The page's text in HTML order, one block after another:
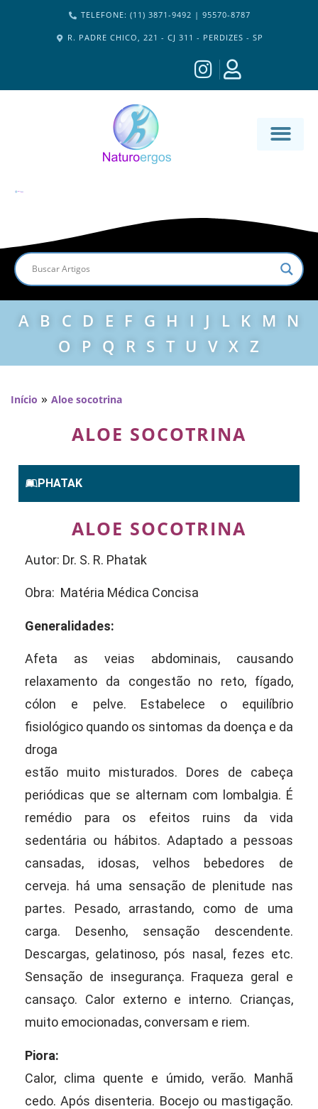
TELEFONE: (11) 3871-9492 | 95570-8787
R. PADRE CHICO, 221 - CJ 311 - PERDIZES - SP
A B C D E F G H I J L K M N
O
P Q R S T U V X Z
Início » Aloe socotrina
ALOE SOCOTRINA
PHATAK
ALOE SOCOTRINA
Autor: Dr. S. R. Phatak
Obra: Matéria Médica Concisa
Generalidades:
Afeta as veias abdominais, causando
relaxamento da congestão no reto, fígado,
cólon e pelve. Estabelece o equilíbrio
fisiológico quando os sintomas da doença e da
droga
estão muito misturados. Dores de cabeça
periódicas que se alternam com lombalgia. É
remédio para os efeitos ruins da vida
sedentária ou hábitos. Adaptado a pessoas
cansadas, idosas, velhos bebedores de
cerveja. há uma sensação de plenitude nas
partes. Pesado, arrastando, como de uma
carga. Desenho, sensação descendente.
Descargas, gelatinoso, pós nasal, fezes etc.
Sensação de insegurança. Fraqueza geral e
cansaço. Calor externo e interno. Crianças,
muito emocionadas, conversam e riem.
Piora:
Calor, clima quente e úmido, verão. Manhã
cedo. Após disenteria. Bocejo ou mastigação.